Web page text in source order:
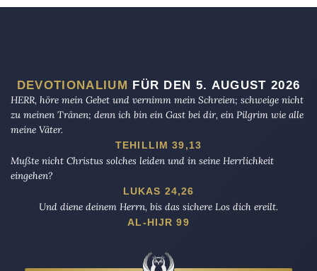
DEVOTIONALIUM FÜR DEN 5. AUGUST 2026
HERR, höre mein Gebet und vernimm mein Schreien; schweige nicht
zu meinen Tränen; denn ich bin ein Gast bei dir, ein Pilgrim wie alle
meine Väter.
TEHILLIM 39,13
Mußte nicht Christus solches leiden und in seine Herrlichkeit
eingehen?
LUKAS 24,26
Und diene deinem Herrn, bis das sichere Los dich ereilt.
AL-HIJR 99